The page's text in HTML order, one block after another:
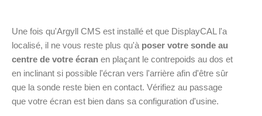
Une fois qu'Argyll CMS est installé et que DisplayCAL l'a
localisé, il ne vous reste plus qu'à poser votre sonde au
centre de votre écran en plaçant le contrepoids au dos et
en inclinant si possible l'écran vers l'arrière afin d'être sûr
que la sonde reste bien en contact. Vérifiez au passage
que votre écran est bien dans sa configuration d'usine.